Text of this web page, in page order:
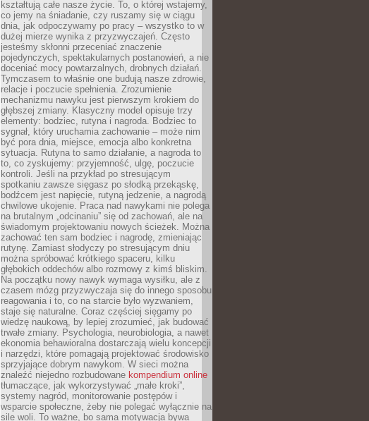
kształtują całe nasze życie. To, o której wstajemy,
co jemy na śniadanie, czy ruszamy się w ciągu
dnia, jak odpoczywamy po pracy – wszystko to w
dużej mierze wynika z przyzwyczajeń. Często
jesteśmy skłonni przeceniać znaczenie
pojedynczych, spektakularnych postanowień, a nie
doceniać mocy powtarzalnych, drobnych działań.
Tymczasem to właśnie one budują nasze zdrowie,
relacje i poczucie spełnienia. Zrozumienie
mechanizmu nawyku jest pierwszym krokiem do
głębszej zmiany. Klasyczny model opisuje trzy
elementy: bodziec, rutyna i nagroda. Bodziec to
sygnał, który uruchamia zachowanie – może nim
być pora dnia, miejsce, emocja albo konkretna
sytuacja. Rutyna to samo działanie, a nagroda to
to, co zyskujemy: przyjemność, ulgę, poczucie
kontroli. Jeśli na przykład po stresującym
spotkaniu zawsze sięgasz po słodką przekąskę,
bodźcem jest napięcie, rutyną jedzenie, a nagrodą
chwilowe ukojenie. Praca nad nawykami nie polega
na brutalnym „odcinaniu” się od zachowań, ale na
świadomym projektowaniu nowych ścieżek. Można
zachować ten sam bodziec i nagrodę, zmieniając
rutynę. Zamiast słodyczy po stresującym dniu
można spróbować krótkiego spaceru, kilku
głębokich oddechów albo rozmowy z kimś bliskim.
Na początku nowy nawyk wymaga wysiłku, ale z
czasem mózg przyzwyczaja się do innego sposobu
reagowania i to, co na starcie było wyzwaniem,
staje się naturalne. Coraz częściej sięgamy po
wiedzę naukową, by lepiej zrozumieć, jak budować
trwałe zmiany. Psychologia, neurobiologia, a nawet
ekonomia behawioralna dostarczają wielu koncepcji
i narzędzi, które pomagają projektować środowisko
sprzyjające dobrym nawykom. W sieci można
znaleźć niejedno rozbudowane kompendium online
tłumaczące, jak wykorzystywać „małe kroki”,
systemy nagród, monitorowanie postępów i
wsparcie społeczne, żeby nie polegać wyłącznie na
sile woli. To ważne, bo sama motywacja bywa